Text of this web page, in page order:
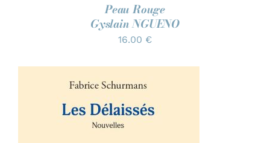
Peau Rouge
Gyslain NGUENO
16.00 €